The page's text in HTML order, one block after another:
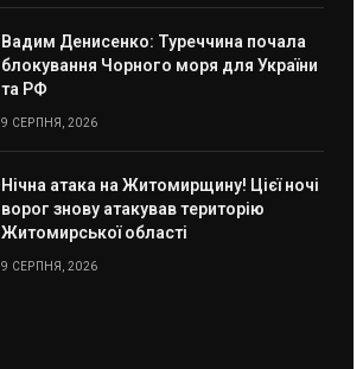
Вадим Денисенко: Туреччина почала
блокування Чорного моря для України
та РФ
9 СЕРПНЯ, 2026
Нічна атака на Житомирщину! Цієї ночі
ворог знову атакував територію
Житомирської області
9 СЕРПНЯ, 2026